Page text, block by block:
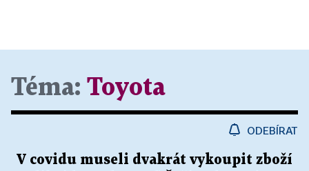
Téma: Toyota
ODEBÍRAT
V covidu museli dvakrát vykoupit zboží